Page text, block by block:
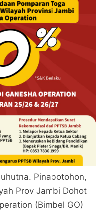
Pinabotohon,
Prov Jambi Dohot
(Bimbel GO)